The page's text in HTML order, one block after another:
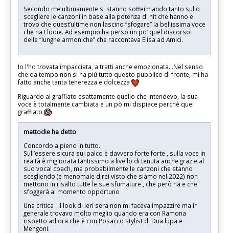
Secondo me ultimamente si stanno soffermando tanto sullo
scegliere le canzoni in base alla potenza di hit che hanno e
trovo che quest’ultime non lascino “sfogare” la bellissima voce
che ha Elodie. Ad esempio ha perso un po’ quel discorso
delle “lunghe armoniche” che raccontava Elisa ad Amici.
Io l'ho trovata impacciata, a tratti anche emozionata...Nel senso
che da tempo non si ha più tutto questo pubblico di fronte, mi ha
fatto anche tanta tenerezza e dolcezza
Riguardo al graffiato esattamente quello che intendevo, la sua
voce è totalmente cambiata e un pò mi dispiace perchè quel
graffiato
mattodie ha detto
Concordo a pieno in tutto.
Sull’essere sicura sul palco è davvero forte forte , sulla voce in
realtà è migliorata tantissimo a livello di tenuta anche grazie al
suo vocal coach, ma probabilmente le canzoni che stanno
scegliendo (e menomale direi visto che siamo nel 2022) non
mettono in risalto tutte le sue sfumature , che però ha e che
sfoggerà al momento opportuno
Una critica : il look di ieri sera non mi faceva impazzire ma in
generale trovavo molto meglio quando era con Ramona
rispetto ad ora che è con Posacco stylist di Dua lupa e
Mengoni.